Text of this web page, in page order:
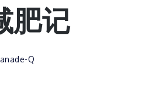
肥记
Q